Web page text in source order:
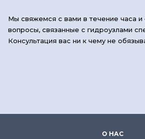
Мы свяжемся с вами в течение часа и
вопросы, связанные с гидроузлами
Консультация вас ни к чему не
О НАС